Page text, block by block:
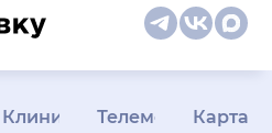
КлиникамТелемедицина
Карта